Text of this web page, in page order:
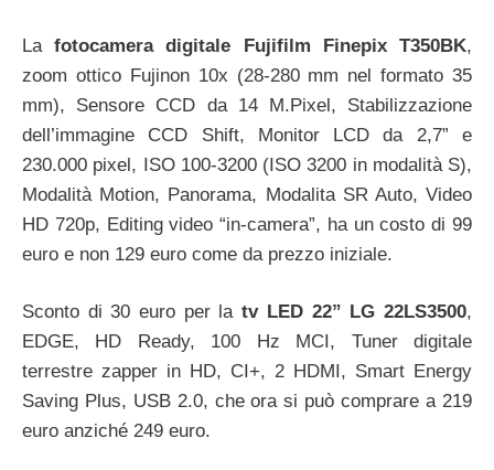
Lafotocamera digitale Fujifilm Finepix T350BK,
zoom ottico Fujinon 10x (28-280 mm nel formato 35
mm), Sensore CCD da 14 M.Pixel, Stabilizzazione
dell’immagine CCD Shift, Monitor LCD da 2,7” e
230.000 pixel, ISO 100-3200 (ISO 3200 in modalità S),
Modalità Motion, Panorama, Modalita SR Auto, Video
HD 720p, Editing video “in-camera”, ha un costo di 99
euro e non 129 euro come da prezzo iniziale.
Sconto di 30 euro per latv LED 22” LG 22LS3500,
EDGE, HD Ready, 100 Hz MCI, Tuner digitale
terrestre zapper in HD, CI+, 2 HDMI, Smart Energy
Saving Plus, USB 2.0, che ora si può comprare a 219
euro anziché 249 euro.